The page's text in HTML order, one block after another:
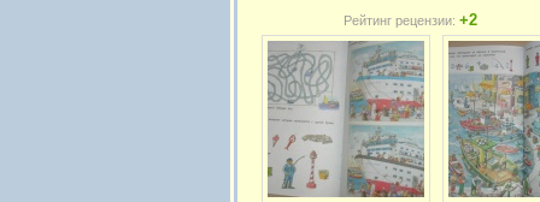
Рейтинг рецензии: +2